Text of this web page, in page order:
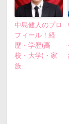
中島健人のプロ
フィール！経
歴・学歴(高
校・大学)・家
族